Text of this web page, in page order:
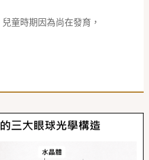
童時期因為尚在發育，